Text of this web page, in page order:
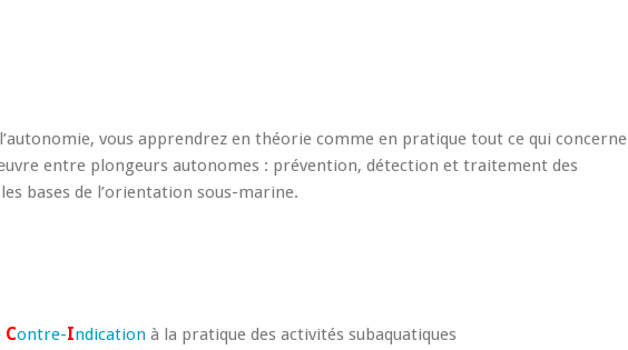
vous apprendrez en théorie comme en pratique tout ce qui concerne
entre plongeurs autonomes : prévention, détection et traitement des
bases de l’orientation sous-marine.
Contre-Indication à la pratique des activités subaquatiques